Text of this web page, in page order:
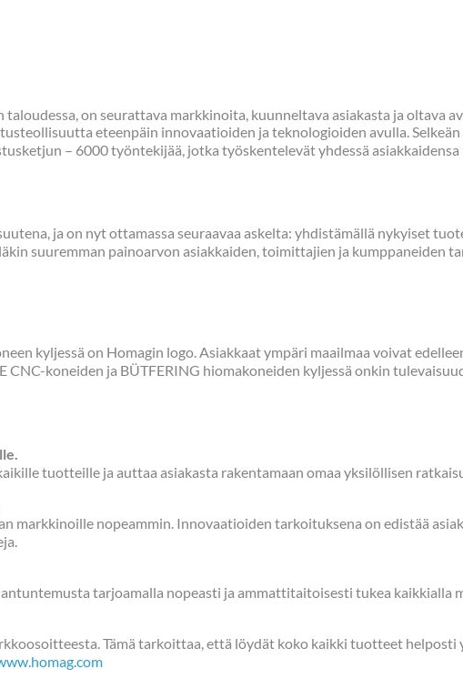
on seurattava markkinoita, kuunneltava asiakasta ja oltava
eteenpäin innovaatioiden ja teknologioiden avulla.
– 6000 työntekijää, jotka työskentelevät yhdessä asiakkaidensa
ja on nyt ottamassa seuraavaa askelta: yhdistämällä nykyiset
suuremman painoarvon asiakkaiden, toimittajien ja kumppaneiden
kyljessä on Homagin logo. Asiakkaat ympäri maailmaa voivat
koneiden ja BÜTFERING hiomakoneiden kyljessä onkin
tuotteille ja auttaa asiakasta rakentamaan omaa yksilöllisen
markkinoille nopeammin. Innovaatioiden tarkoituksena on edistää
tarjoamalla nopeasti ja ammattitaitoisesti tukea kaikkialla
Tämä tarkoittaa, että löydät koko kaikki tuotteet